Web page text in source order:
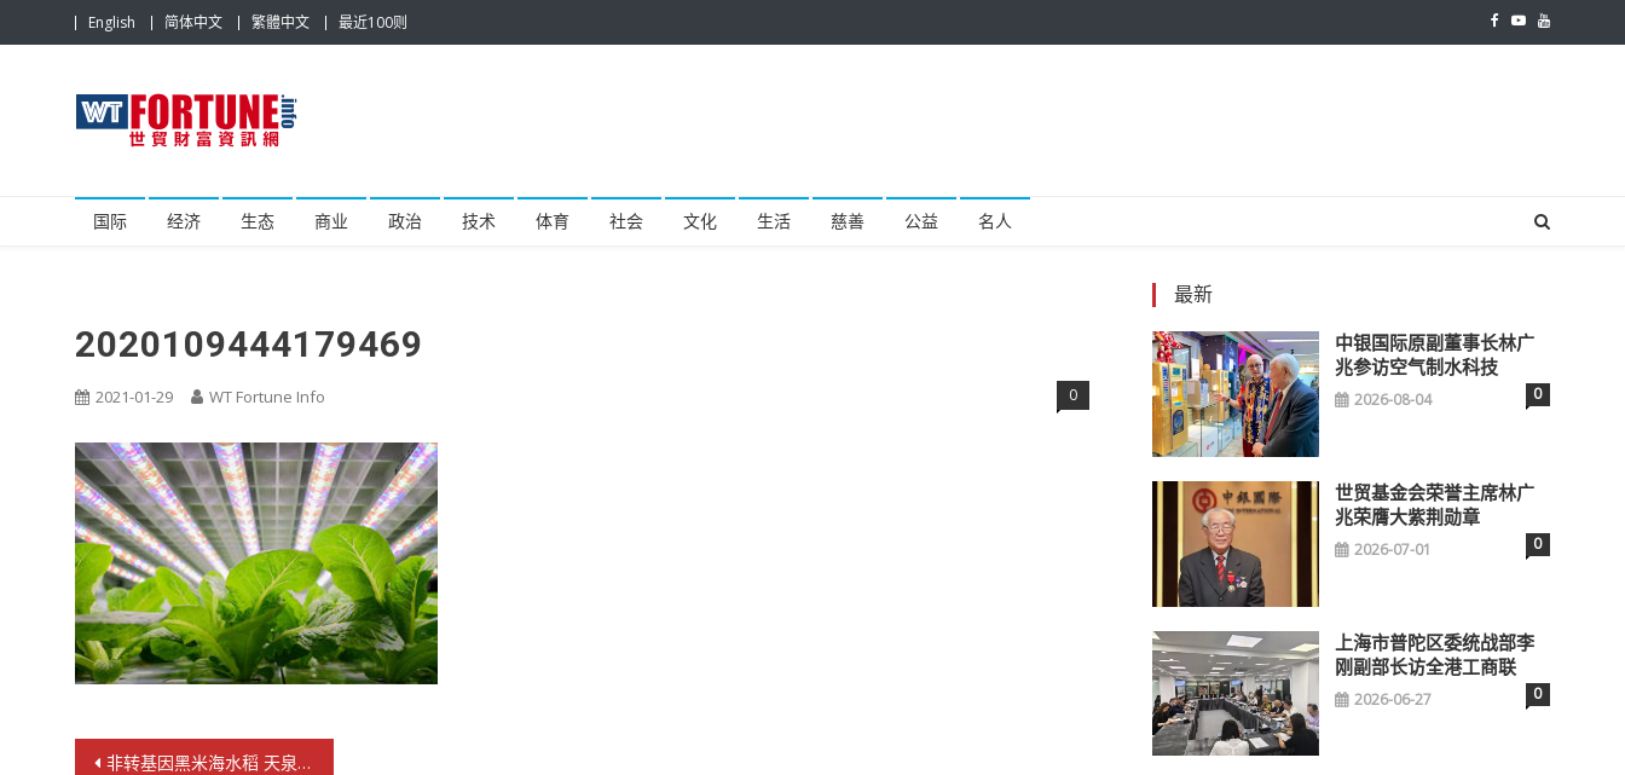
to
English 简体中文 繁體中文 最近100则
国际 经济 生态 商业 政治 技术 体育 社会 文化 生活 慈善 公益 名人
2020109444179469
2021-01-29 WT Fortune Info 0
文 非转基因黑米海水稻 天泉鼎丰应国家粮食安全战略力推
最新
中银国际原副董事长林广
兆参访空气制水科技
2026-08-04 0
世贸基金会荣誉主席林广
兆荣膺大紫荆勋章
2026-07-01 0
上海市普陀区委统战部李
刚副部长访全港工商联
2026-06-27 0